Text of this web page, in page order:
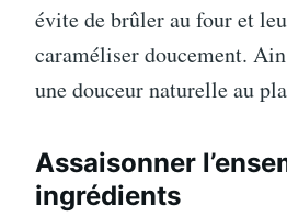
évite de brûler au four et
caraméliser doucement.
une douceur naturelle au
Assaisonner
ingrédients